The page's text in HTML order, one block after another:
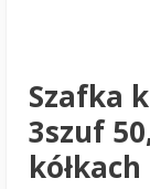
Szafka
3szuf
kółkach